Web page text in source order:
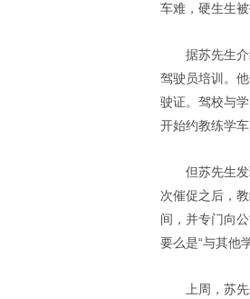
车难，硬生生
据苏先生
驾驶员培训。
驶证。驾校与
开始约教练学车
但苏先生
次催促之后，
间，并专门向
要么是“与其他
上周，苏